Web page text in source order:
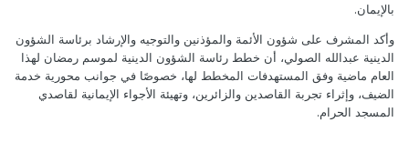
بالإيمان.
وأكد المشرف على شؤون الأئمة والمؤذنين والتوجيه والإرشاد برئاسة الشؤون
الدينية عبدالله الصولي، أن خطط رئاسة الشؤون الدينية لموسم رمضان لهذا
العام ماضية وفق المستهدفات المخطط لها، خصوصًا في جوانب محورية خدمة
الضيف، وإثراء تجربة القاصدين والزائرين، وتهيئة الأجواء الإيمانية لقاصدي
المسجد الحرام.